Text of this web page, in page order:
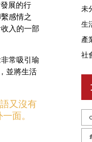
展的行
感情之
入的一部
常吸引瑜
並將生活
又沒有
面。
未
生
產
社